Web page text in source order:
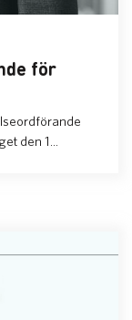
för
den 1...